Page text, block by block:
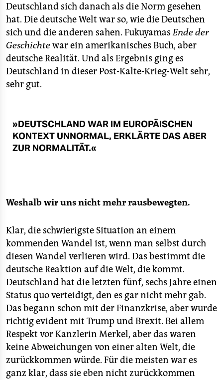
Deutschland sich danach als die Norm gesehen
hat. Die deutsche Welt war so, wie die Deutschen
sich und die anderen sahen. FukuyamasEnde der
Geschichtewar ein amerikanisches Buch, aber
deutsche Realität. Und als Ergebnis ging es
Deutschland in dieser Post-Kalte-Krieg-Welt sehr,
sehr gut.
»DEUTSCHLAND WAR IM EUROPÄISCHEN
KONTEXT UNNORMAL, ERKLÄRTE DAS ABER
ZUR NORMALITÄT.«
Weshalb wir uns nicht mehr rausbewegten.
Klar, die schwierigste Situation an einem
kommenden Wandel ist, wenn man selbst durch
diesen Wandel verlieren wird. Das bestimmt die
deutsche Reaktion auf die Welt, die kommt.
Deutschland hat die letzten fünf, sechs Jahre einen
Status quo verteidigt, den es gar nicht mehr gab.
Das begann schon mit der Finanzkrise, aber wurde
richtig evident mit Trump und Brexit. Bei allem
Respekt vor Kanzlerin Merkel, aber das waren
keine Abweichungen von einer alten Welt, die
zurückkommen würde. Für die meisten war es
ganz klar, dass sie eben nicht zurückkommen